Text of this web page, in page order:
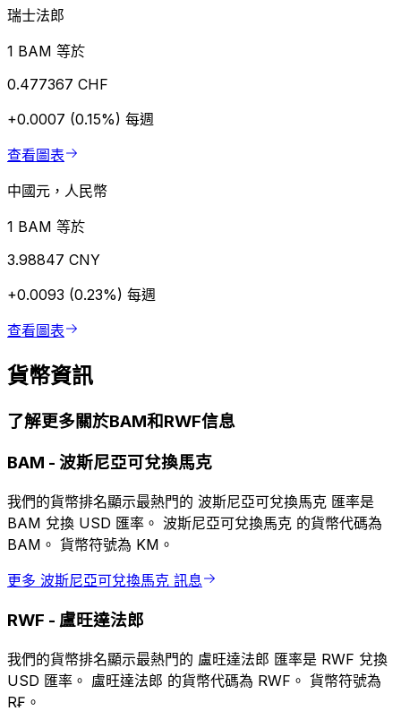
瑞士法郎
1 BAM 等於
0.477367 CHF
+0.0007 (0.15%) 每週
查看圖表
中國元，人民幣
1 BAM 等於
3.98847 CNY
+0.0093 (0.23%) 每週
查看圖表
貨幣資訊
了解更多關於BAM和RWF信息
BAM - 波斯尼亞可兌換馬克
我們的貨幣排名顯示最熱門的 波斯尼亞可兌換馬克 匯率是
BAM 兌換 USD 匯率。 波斯尼亞可兌換馬克 的貨幣代碼為
BAM。 貨幣符號為 KM。
更多 波斯尼亞可兌換馬克 訊息
RWF - 盧旺達法郎
我們的貨幣排名顯示最熱門的 盧旺達法郎 匯率是 RWF 兌換
USD 匯率。 盧旺達法郎 的貨幣代碼為 RWF。 貨幣符號為
R₣。